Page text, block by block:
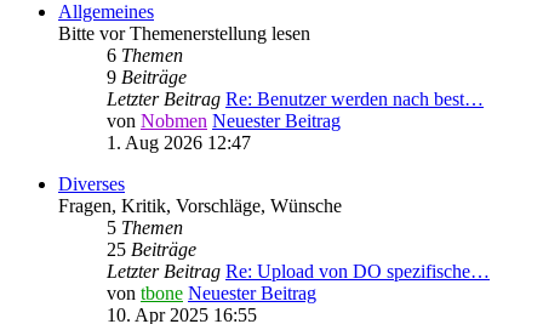
Allgemeines
Bitte vor Themenerstellung lesen
6 Themen
9 Beiträge
Letzter Beitrag Re: Benutzer werden nach best…
von Nobmen Neuester Beitrag
1. Aug 2026 12:47
Diverses
Fragen, Kritik, Vorschläge, Wünsche
5 Themen
25 Beiträge
Letzter Beitrag Re: Upload von DO spezifische…
von tbone Neuester Beitrag
10. Apr 2025 16:55